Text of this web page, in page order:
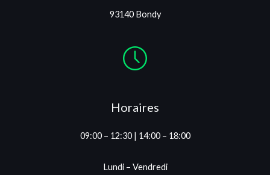
93140 Bondy
Horaires
09:00 – 12:30 | 14:00 – 18:00
Lundi – Vendredi